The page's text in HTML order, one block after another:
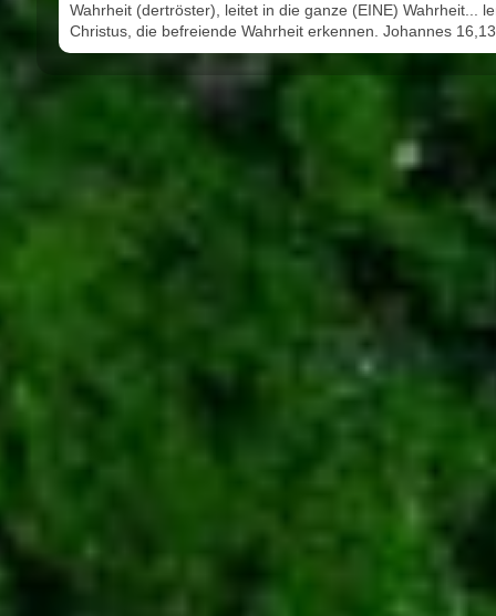
Wahrheit (dertröster), leitet in die ganze (EINE) Wahrheit...
Christus, die befreiende Wahrheit erkennen. Johannes 16,13